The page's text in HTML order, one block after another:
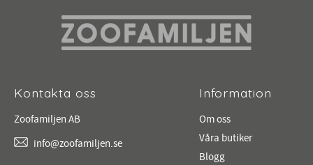
Kontakta oss
Zoofamiljen AB
info@zoofamiljen.se
Information
Om oss
Våra butiker
Blogg